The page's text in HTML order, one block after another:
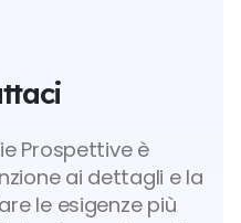
Prospettive è
ai dettagli e la
le esigenze più